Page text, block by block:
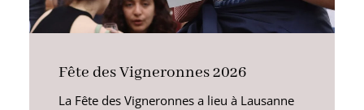
Fête des Vigneronnes 2026
La Fête des Vigneronnes a lieu à Lausanne